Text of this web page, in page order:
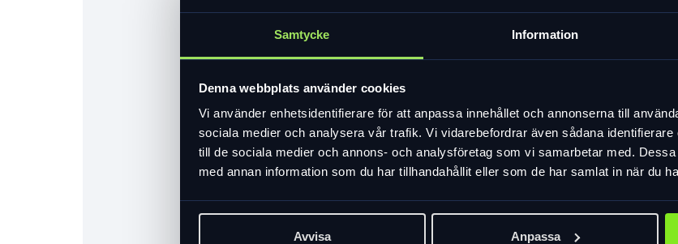
Samtycke Information
Denna webbplats använder cookies
Vi använder enhetsidentifierare för att anpassa innehållet och annonserna till
sociala medier och analysera vår trafik. Vi vidarebefordrar även sådana
till de sociala medier och annons- och analysföretag som vi samarbetar med.
med annan information som du har tillhandahållit eller som de har samlat in när du
Avvisa Anpassa
Specialized Allez E5 Sport
21 999 kr
17 599 kr
I lager
1 259 kr